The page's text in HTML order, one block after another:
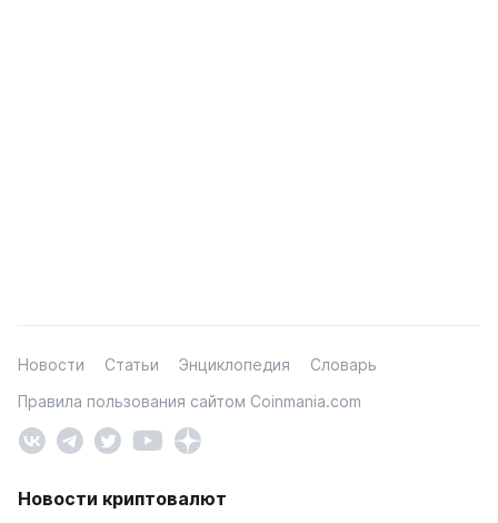
Новости Статьи Энциклопедия
Словарь
Правила пользования сайтом Coinmania.com
Новости криптовалют